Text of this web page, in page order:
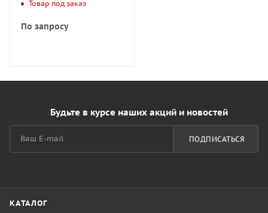
Товар под заказ
По запросу
Будьте в курсе наших акций и новостей
ПОДПИСАТЬСЯ
КАТАЛОГ